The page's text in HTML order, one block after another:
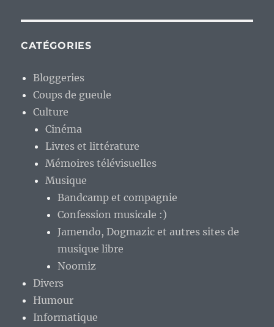
CATÉGORIES
Bloggeries
Coups de gueule
Culture
Cinéma
Livres et littérature
Mémoires télévisuelles
Musique
Bandcamp et compagnie
Confession musicale :)
Jamendo, Dogmazic et autres sites de
musique libre
Noomiz
Divers
Humour
Informatique